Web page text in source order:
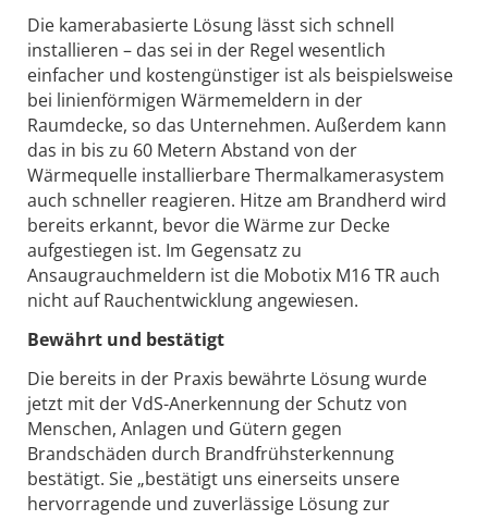
Die kamerabasierte Lösung lässt sich schnell
installieren – das sei in der Regel wesentlich
einfacher und kostengünstiger ist als beispielsweise
bei linienförmigen Wärmemeldern in der
Raumdecke, so das Unternehmen. Außerdem kann
das in bis zu 60 Metern Abstand von der
Wärmequelle installierbare Thermalkamerasystem
auch schneller reagieren. Hitze am Brandherd wird
bereits erkannt, bevor die Wärme zur Decke
aufgestiegen ist. Im Gegensatz zu
Ansaugrauchmeldern ist die Mobotix M16 TR auch
nicht auf Rauchentwicklung angewiesen.
Bewährt und bestätigt
Die bereits in der Praxis bewährte Lösung wurde
jetzt mit der VdS-Anerkennung der Schutz von
Menschen, Anlagen und Gütern gegen
Brandschäden durch Brandfrühsterkennung
bestätigt. Sie „bestätigt uns einerseits unsere
hervorragende und zuverlässige Lösung zur